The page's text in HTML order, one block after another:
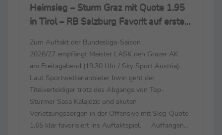
Heimsieg – Sturm Graz mit Quote 1.95
in Tirol – RB Salzburg Favorit auf ersten
Zum Auftakt der Bundesliga-Saison
2026/27 empfängt Meister LASK den Grazer AK
am Freitagabend (19.30 Uhr / Sky Sport Austria).
Laut Sportwettenanbieter bwin geht der
Titelverteidiger trotz des Abgangs von Top-
Stürmer Sasa Kalajdzic und akuten
Verletzungssorgen in der Offensive mit Sieg-Quote
1.65 klar favorisiert ins Auftaktspiel. Auffangen